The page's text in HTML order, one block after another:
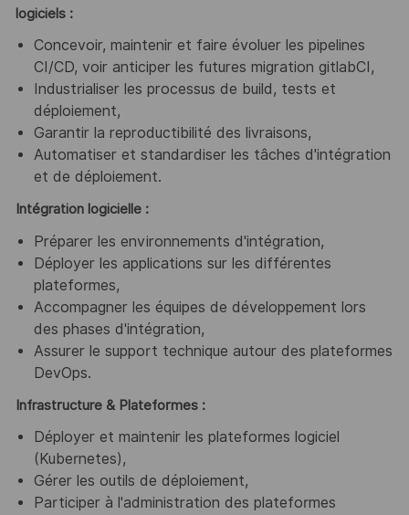
logiciels :
Concevoir, maintenir et faire évoluer les pipelines
CI/CD, voir anticiper les futures migration gitlabCI,
Industrialiser les processus de build, tests et
déploiement,
Garantir la reproductibilité des livraisons,
Automatiser et standardiser les tâches d'intégration
et de déploiement.
Intégration logicielle :
Préparer les environnements d'intégration,
Déployer les applications sur les différentes
plateformes,
Accompagner les équipes de développement lors
des phases d'intégration,
Assurer le support technique autour des plateformes
DevOps.
Infrastructure & Plateformes :
Déployer et maintenir les plateformes logiciel
(Kubernetes),
Gérer les outils de déploiement,
Participer à l'administration des plateformes